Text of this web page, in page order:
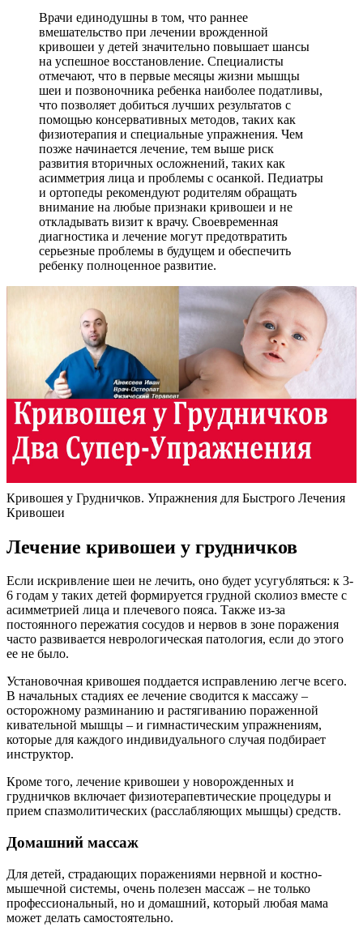
Врачи единодушны в том, что раннее
вмешательство при лечении врожденной
кривошеи у детей значительно повышает шансы
на успешное восстановление. Специалисты
отмечают, что в первые месяцы жизни мышцы
шеи и позвоночника ребенка наиболее податливы,
что позволяет добиться лучших результатов с
помощью консервативных методов, таких как
физиотерапия и специальные упражнения. Чем
позже начинается лечение, тем выше риск
развития вторичных осложнений, таких как
асимметрия лица и проблемы с осанкой. Педиатры
и ортопеды рекомендуют родителям обращать
внимание на любые признаки кривошеи и не
откладывать визит к врачу. Своевременная
диагностика и лечение могут предотвратить
серьезные проблемы в будущем и обеспечить
ребенку полноценное развитие.
Кривошея у Грудничков. Упражнения для Быстрого Лечения
Кривошеи
Лечение кривошеи у грудничков
Если искривление шеи не лечить, оно будет усугубляться: к 3-
6 годам у таких детей формируется грудной сколиоз вместе с
асимметрией лица и плечевого пояса. Также из-за
постоянного пережатия сосудов и нервов в зоне поражения
часто развивается неврологическая патология, если до этого
ее не было.
Установочная кривошея поддается исправлению легче всего.
В начальных стадиях ее лечение сводится к массажу –
осторожному разминанию и растягиванию пораженной
кивательной мышцы – и гимнастическим упражнениям,
которые для каждого индивидуального случая подбирает
инструктор.
Кроме того, лечение кривошеи у новорожденных и
грудничков включает физиотерапевтические процедуры и
прием спазмолитических (расслабляющих мышцы) средств.
Домашний массаж
Для детей, страдающих поражениями нервной и костно-
мышечной системы, очень полезен массаж – не только
профессиональный, но и домашний, который любая мама
может делать самостоятельно.